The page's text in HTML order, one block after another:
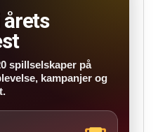
årets
spillselskaper på
kampanjer og